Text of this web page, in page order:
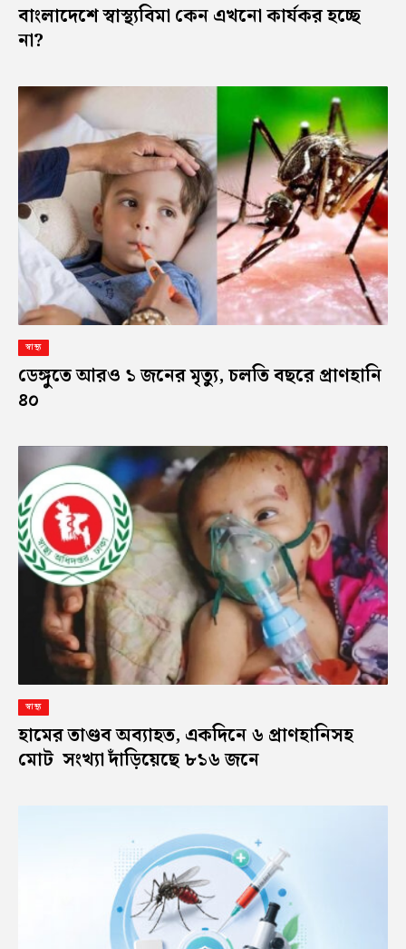
বাংলাদেশে স্বাস্থ্যবিমা কেন এখনো কার্যকর হচ্ছে
না?
স্বাস্থ্য
ডেঙ্গুতে আরও ১ জনের মৃত্যু, চলতি বছরে প্রাণহানি
৪০
স্বাস্থ্য
হামের তাণ্ডব অব্যাহত, একদিনে ৬ প্রাণহানিসহ
মোট সংখ্যা দাঁড়িয়েছে ৮১৬ জনে